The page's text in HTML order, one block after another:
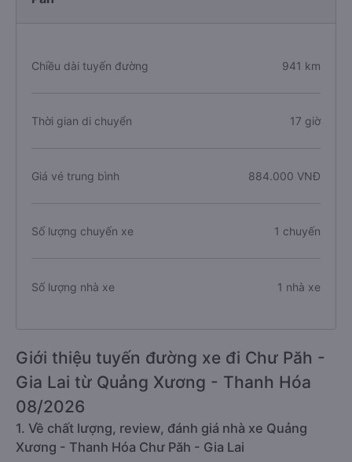
Chiều dài tuyến đường 941 km
Thời gian di chuyển 17 giờ
Giá vé trung bình 884.000 VNĐ
Số lượng chuyến xe 1 chuyến
Số lượng nhà xe 1 nhà xe
Giới thiệu tuyến đường xe đi Chư Păh -
Gia Lai từ Quảng Xương - Thanh Hóa
08/2026
1. Về chất lượng, review, đánh giá nhà xe Quảng
Xương - Thanh Hóa Chư Păh - Gia Lai